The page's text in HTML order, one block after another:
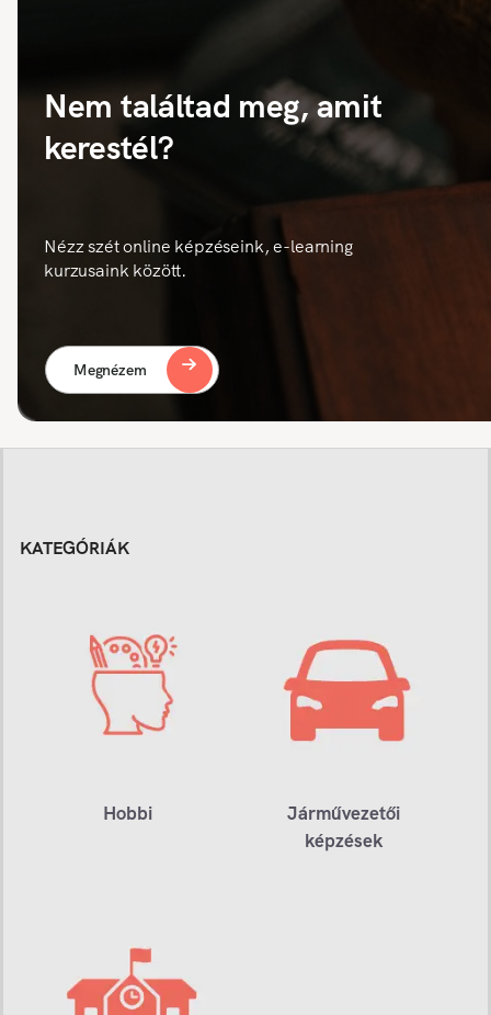
Nem találtad meg, amit
kerestél?
Nézz szét online képzéseink, e-learning
kurzusaink között.
Megnézem
KATEGÓRIÁK
Hobbi
Járművezetői
képzések